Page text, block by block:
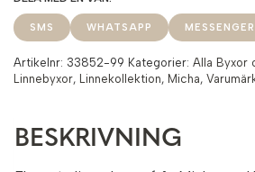
SMS WHATSAPP MESSENGER
Artikelnr: 33852-99 Kategorier: Alla Byxor
Linnebyxor, Linnekollektion, Micha,
BESKRIVNING